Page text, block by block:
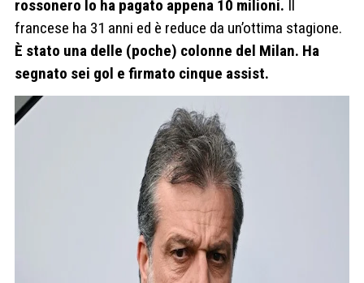
rossonero lo ha pagato appena 10 milioni.
francese ha 31 anni ed è reduce da un’ottima stagione.
È stato una delle (poche) colonne del Milan. Ha
segnato sei gol e firmato cinque assist.